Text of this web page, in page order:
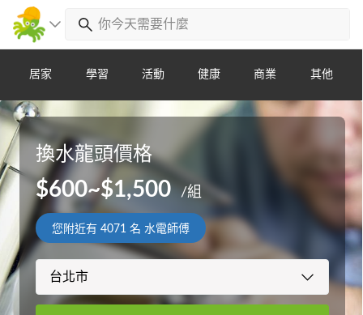
居家 學習 活動 健康 商業 其他
換水龍頭價格
$600~$1,500 /組
您附近有4071 名 水電師傅